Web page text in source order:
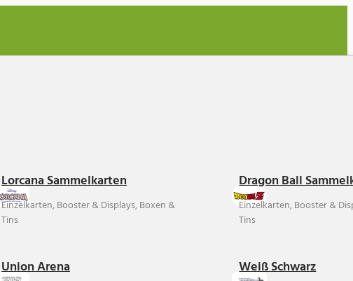
Lorcana Sammelkarten
Einzelkarten, Booster & Displays, Boxen &
Tins
Dragon Ball
Einzelkarten, Booster &
Tins
Union Arena Weiß Schwarz